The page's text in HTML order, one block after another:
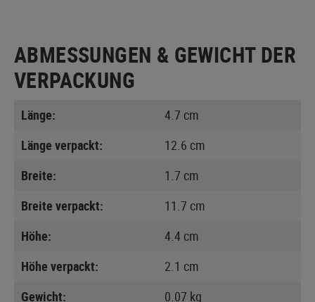
ABMESSUNGEN & GEWICHT DER
VERPACKUNG
Länge:
4.7 cm
Länge verpackt:
12.6 cm
Breite:
1.7 cm
Breite verpackt:
11.7 cm
Höhe:
4.4 cm
Höhe verpackt:
2.1 cm
Gewicht:
0.07 kg